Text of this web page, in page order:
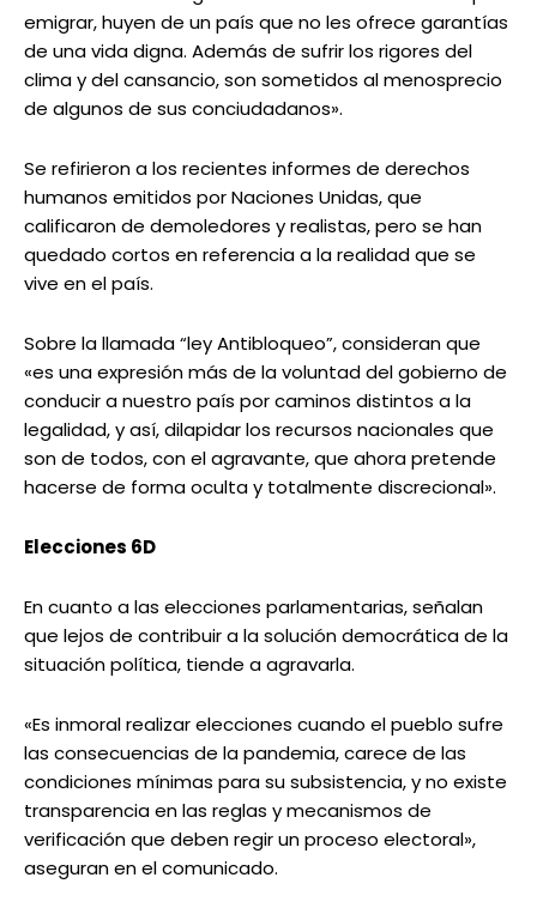
emigrar, huyen de un país que no les ofrece garantías
de una vida digna. Además de sufrir los rigores del
clima y del cansancio, son sometidos al menosprecio
de algunos de sus conciudadanos».
Se refirieron a los recientes informes de derechos
humanos emitidos por Naciones Unidas, que
calificaron de demoledores y realistas, pero se han
quedado cortos en referencia a la realidad que se
vive en el país.
Sobre la llamada “ley Antibloqueo”, consideran que
«es una expresión más de la voluntad del gobierno de
conducir a nuestro país por caminos distintos a la
legalidad, y así, dilapidar los recursos nacionales que
son de todos, con el agravante, que ahora pretende
hacerse de forma oculta y totalmente discrecional».
Elecciones 6D
En cuanto a las elecciones parlamentarias, señalan
que lejos de contribuir a la solución democrática de la
situación política, tiende a agravarla.
«Es inmoral realizar elecciones cuando el pueblo sufre
las consecuencias de la pandemia, carece de las
condiciones mínimas para su subsistencia, y no existe
transparencia en las reglas y mecanismos de
verificación que deben regir un proceso electoral»,
aseguran en el comunicado.